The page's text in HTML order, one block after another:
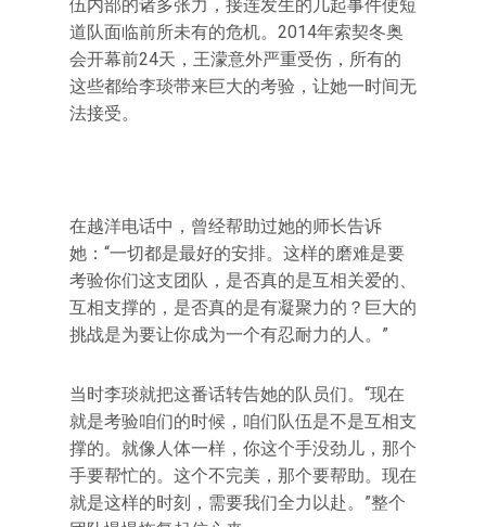
伍内部的诸多张力，接连发生的几起事件使短
道队面临前所未有的危机。2014年索契冬奥
会开幕前24天，王濛意外严重受伤，所有的
这些都给李琰带来巨大的考验，让她一时间无
法接受。
在越洋电话中，曾经帮助过她的师长告诉
她：“一切都是最好的安排。这样的磨难是要
考验你们这支团队，是否真的是互相关爱的、
互相支撑的，是否真的是有凝聚力的？巨大的
挑战是为要让你成为一个有忍耐力的人。”
当时李琰就把这番话转告她的队员们。“现在
就是考验咱们的时候，咱们队伍是不是互相支
撑的。就像人体一样，你这个手没劲儿，那个
手要帮忙的。这个不完美，那个要帮助。现在
就是这样的时刻，需要我们全力以赴。”整个